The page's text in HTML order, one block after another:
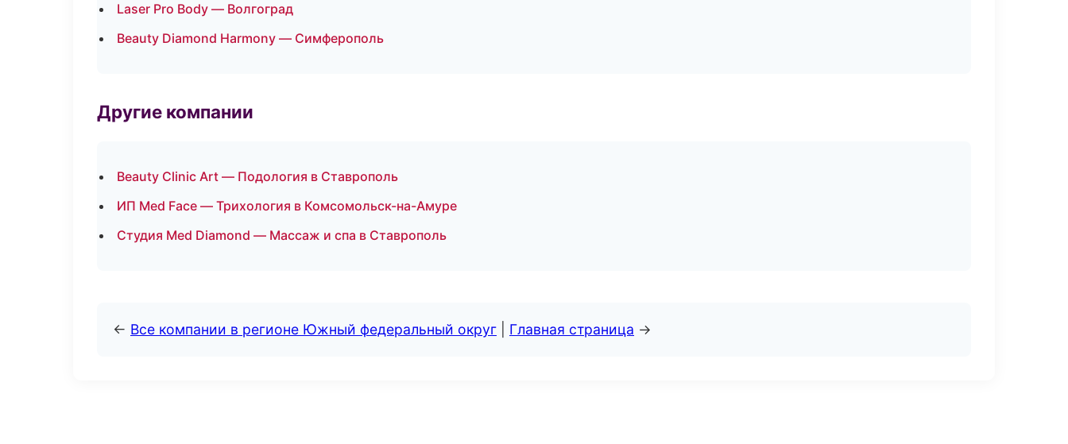
Laser Pro Body — Волгоград
Beauty Diamond Harmony — Симферополь
Другие компании
Beauty Clinic Art — Подология в Ставрополь
ИП Med Face — Трихология в Комсомольск-на-Амуре
Студия Med Diamond — Массаж и спа в Ставрополь
← Все компании в регионе Южный федеральный округ Главная страница →